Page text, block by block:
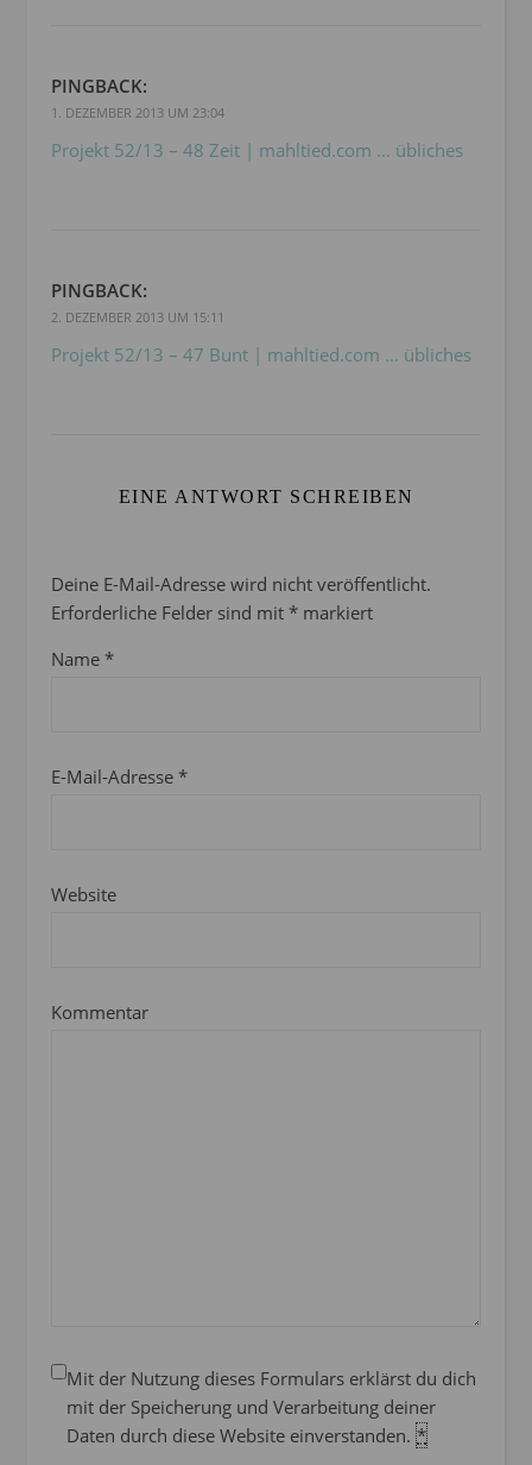
PINGBACK:
1. DEZEMBER 2013 UM 23:04
Projekt 52/13 – 48 Zeit | mahltied.com ... übliches
PINGBACK:
2. DEZEMBER 2013 UM 15:11
Projekt 52/13 – 47 Bunt | mahltied.com ... übliches
EINE ANTWORT SCHREIBEN
Deine E-Mail-Adresse wird nicht veröffentlicht.
Erforderliche Felder sind mit * markiert
Name *
E-Mail-Adresse *
Website
Kommentar
Mit der Nutzung dieses Formulars erklärst du dich
mit der Speicherung und Verarbeitung deiner
Daten durch diese Website einverstanden. *